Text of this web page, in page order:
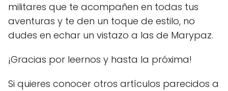
militares que te acompañen en todas tus
aventuras y te den un toque de estilo, no
dudes en echar un vistazo a las de Marypaz.
¡Gracias por leernos y hasta la próxima!
Si quieres conocer otros artículos parecidos a